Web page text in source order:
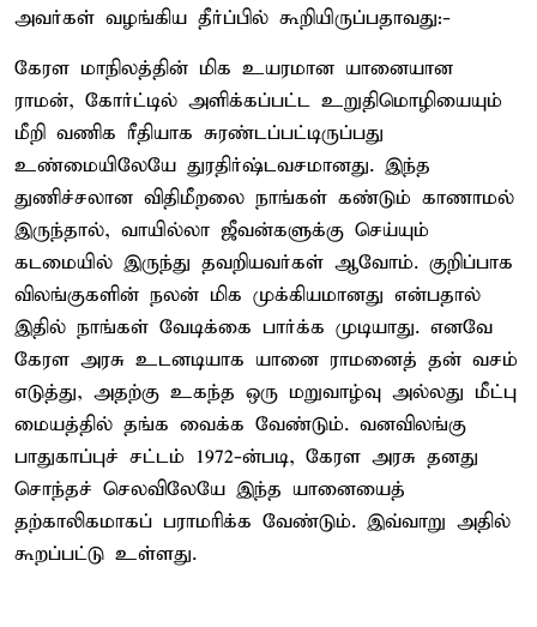
அவர்கள் வழங்கிய தீர்ப்பில் கூறியிருப்பதாவது:-
கேரள மாநிலத்தின் மிக உயரமான யானையான
ராமன், கோர்ட்டில் அளிக்கப்பட்ட உறுதிமொழியையும்
மீறி வணிக ரீதியாக சுரண்டப்பட்டிருப்பது
உண்மையிலேயே துரதிர்ஷ்டவசமானது. இந்த
துணிச்சலான விதிமீறலை நாங்கள் கண்டும் காணாமல்
இருந்தால், வாயில்லா ஜீவன்களுக்கு செய்யும்
கடமையில் இருந்து தவறியவர்கள் ஆவோம். குறிப்பாக
விலங்குகளின் நலன் மிக முக்கியமானது என்பதால்
இதில் நாங்கள் வேடிக்கை பார்க்க முடியாது. எனவே
கேரள அரசு உடனடியாக யானை ராமனைத் தன் வசம்
எடுத்து, அதற்கு உகந்த ஒரு மறுவாழ்வு அல்லது மீட்பு
மையத்தில் தங்க வைக்க வேண்டும். வனவிலங்கு
பாதுகாப்புச் சட்டம் 1972-ன்படி, கேரள அரசு தனது
சொந்தச் செலவிலேயே இந்த யானையைத்
தற்காலிகமாகப் பராமரிக்க வேண்டும். இவ்வாறு அதில்
கூறப்பட்டு உள்ளது.